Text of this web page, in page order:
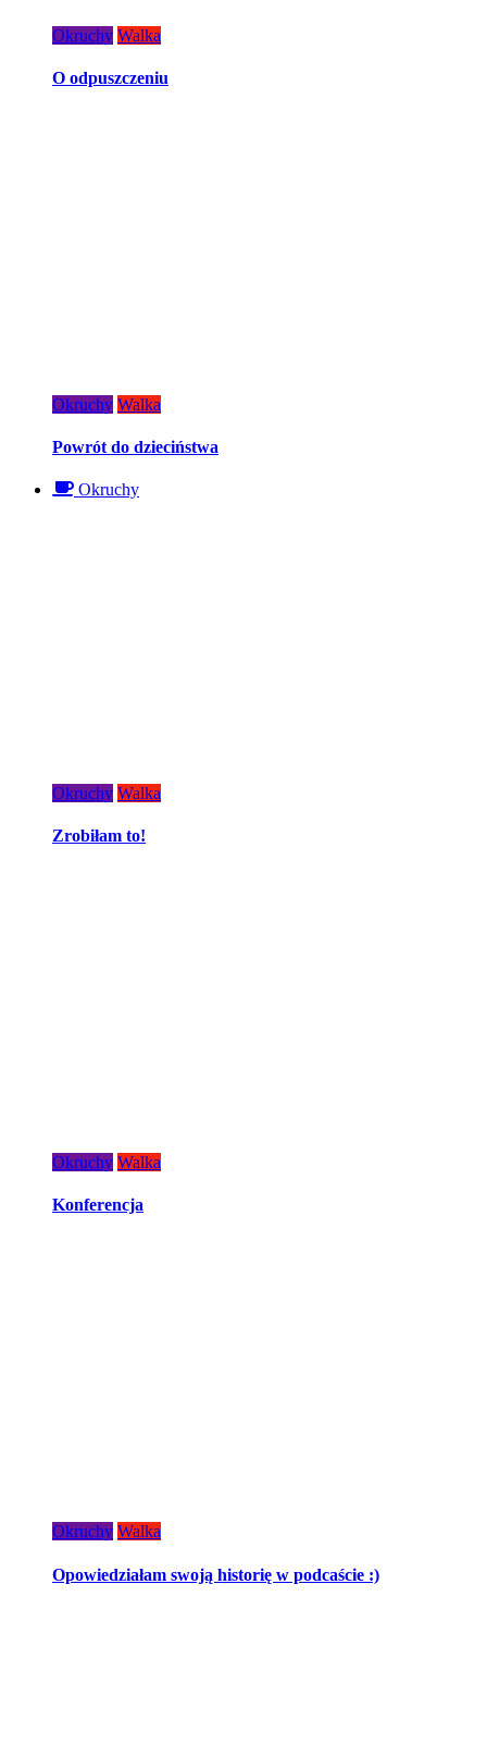
Okruchy Walka
O odpuszczeniu
Okruchy Walka
Powrót do dzieciństwa
Okruchy
Okruchy Walka
Zrobiłam to!
Okruchy Walka
Konferencja
Okruchy Walka
Opowiedziałam swoją historię w podcaście :)